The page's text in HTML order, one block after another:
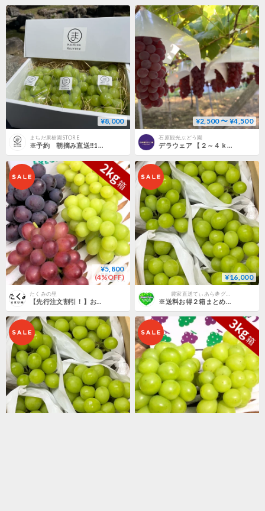
¥8,000
まちだ果樹園STORE
※予約 朝摘み直送‼︎1.8〜2kgシャインマスカット（検査格付け員による秀品）送料込み クール便発送
¥2,500 〜 ¥4,500
石原観光ぶどう園
デラウェア 【２～４ｋｇ】
¥5,800
(4%OFF)
たくみの里
¥16,000
農家直送てぃあら🍇グレープファーム